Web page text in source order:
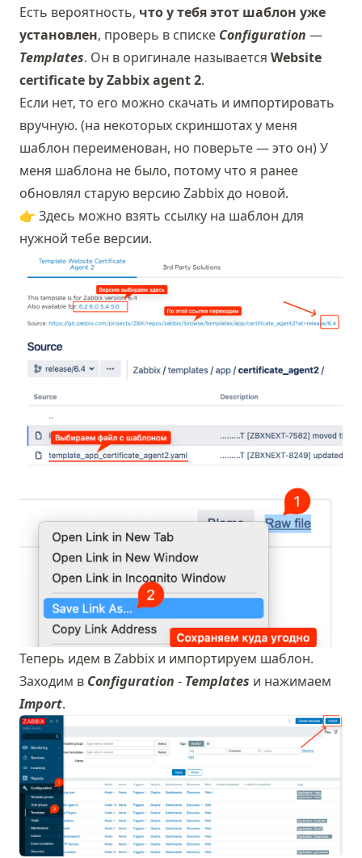
Есть вероятность, что у тебя этот шаблон уже
установлен, проверь в списке Configuration —
Templates. Он в оригинале называется Website
certificate by Zabbix agent 2.
Если нет, то его можно скачать и импортировать
вручную. (на некоторых скриншотах у меня
шаблон переименован, но поверьте — это он) У
меня шаблона не было, потому что я ранее
обновлял старую версию Zabbix до новой.
👉 Здесь можно взять ссылку на шаблон для
нужной тебе версии.
Теперь идем в Zabbix и импортируем шаблон.
Заходим в Configuration - Templates и нажимаем
Import.